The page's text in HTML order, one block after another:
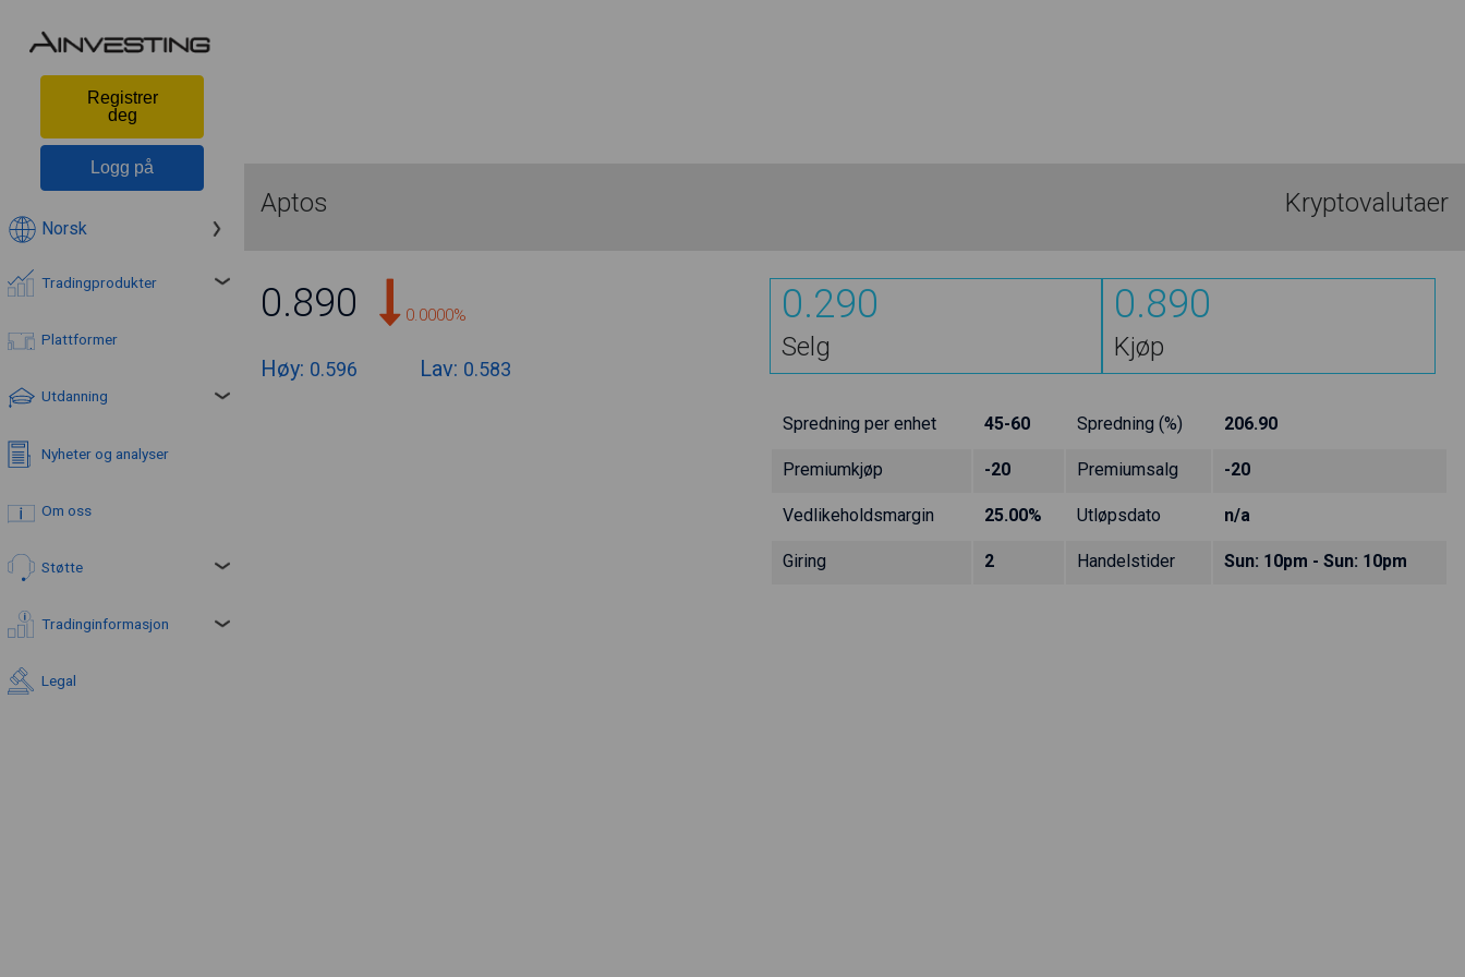
Registrer
deg
Logg på
Norsk
Tradingprodukter
Plattformer
Utdanning
Nyheter og analyser
Om oss
Støtte
Tradinginformasjon
Legal
Aptos Kryptovalutaer
0.890 0.0000%
Høy: 0.596 Lav: 0.583
0.290
Selg
0.890
Kjøp
Spredning per enhet 45-60 Spredning (%) 206.90
Premiumkjøp -20 Premiumsalg -20
Vedlikeholdsmargin 25.00% Utløpsdato n/a
Giring 2 Handelstider Sun: 10pm - Sun: 10pm